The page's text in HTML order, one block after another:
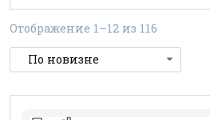
Отображение 1–12 из 116